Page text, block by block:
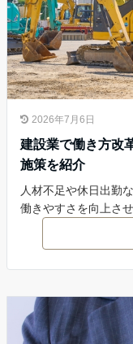
2026年7月6日
建設業で働き方改
施策を紹介
人材不足や休日出勤
働きやすさを向上さ